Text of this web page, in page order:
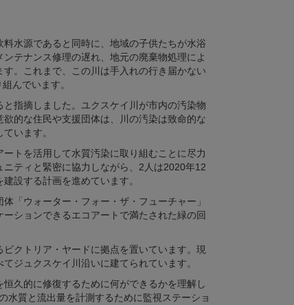
水源であると同時に、地域の子供たちが水浴
テナンス修理の遅れ、地元の廃棄物処理によ
。これまで、この川は手入れの行き届かない
んでいます。
指摘しました。ユクスケイ川が市内の汚染物
的な住民や支援団体は、川の汚染は致命的な
います。
トを活用して水質汚染に取り組むことに尽力
ティと緊密に協力しながら、2人は2020年12
設する計画を進めています。
「ウォーター・フォー・ザ・フューチャー」
ションできるエコアートで満たされた緑の回
クトリア・ヤードに拠点を置いています。現
ジュクスケイ川沿いに建てられています。
久的に修復するために何ができるかを理解し
水質と流出量を計測するために監視ステーショ